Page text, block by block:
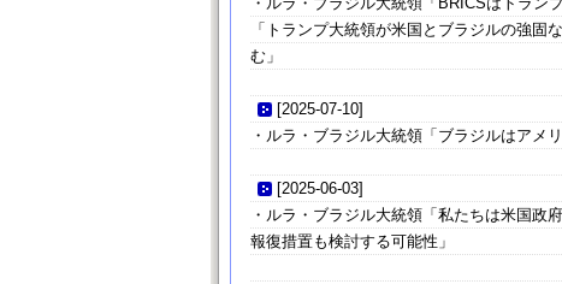
「トランプ大統領が米国とブラジルの強固
む」
[2025-07-10]
・ルラ・ブラジル大統領「ブラジルはアメ
[2025-06-03]
・ルラ・ブラジル大統領「私たちは米国政
報復措置も検討する可能性」